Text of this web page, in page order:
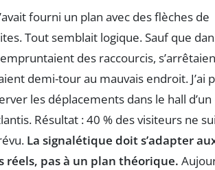
fourni un plan avec des flèches de
Tout semblait logique. Sauf que
des raccourcis,
demi-tour au mauvais endroit. J’ai
les déplacements dans le hall
Résultat : 40 % des visiteurs ne
La signalétique doit s’adapter
réels, pas à un plan théorique.